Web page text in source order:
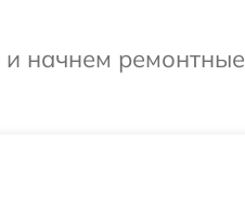
и начнем ремонтные